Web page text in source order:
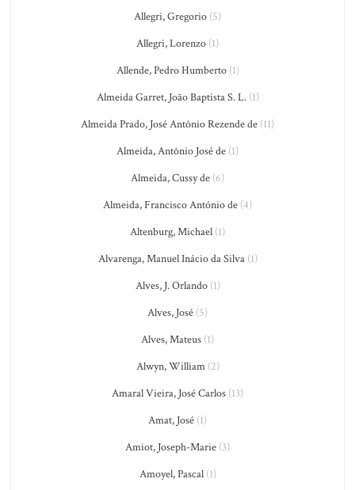
Allegri, Gregorio (5)
Allegri, Lorenzo (1)
Allende, Pedro Humberto(1)
Almeida Garret, João Baptista S. L.(1)
Almeida Prado, José Antônio Rezende de (11)
Almeida, Antônio José de (1)
Almeida, Cussy de (6)
Almeida, Francisco António de (4)
Altenburg, Michael (1)
Alvarenga, Manuel Inácio da Silva(1)
Alves, J. Orlando(1)
Alves, José (5)
Alves, Mateus (1)
Alwyn, William(2)
Amaral Vieira, José Carlos (13)
Amat, José (1)
Amiot, Joseph-Marie (3)
Amoyel, Pascal(1)